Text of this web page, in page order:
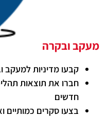
מעקב ובקרה
קבעו מדיניות למעקב
חברו את תוצאות
חדשים
בצעו סקרים כמותיים